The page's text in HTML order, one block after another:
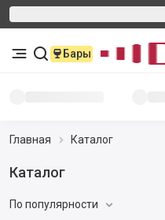
Бары
Главная Каталог
Каталог
По популярности